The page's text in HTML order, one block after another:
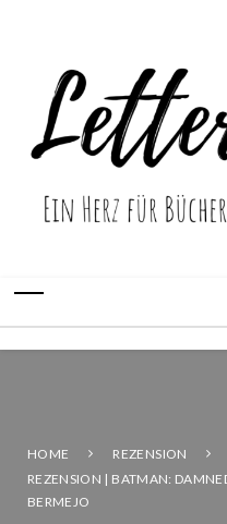
HOME
REZENSION
REZENSION | BATMAN:
BERMEJO